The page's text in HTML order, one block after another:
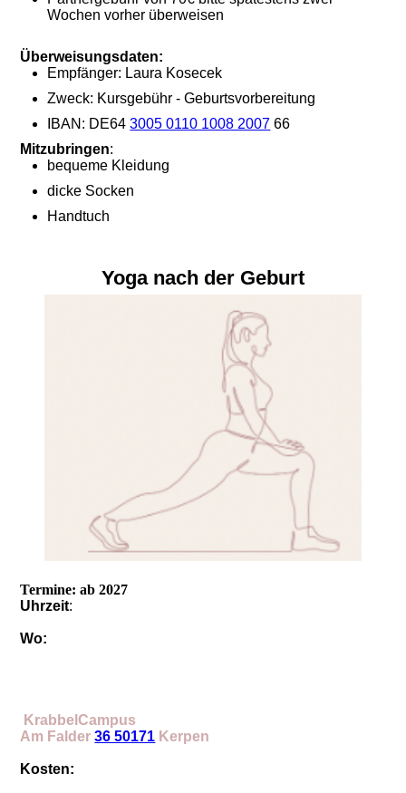
Wochen vorher überweisen
Überweisungsdaten:
Empfänger: Laura Kosecek
Zweck: Kursgebühr - Geburtsvorbereitung
IBAN: DE643005 0110 1008 2007 66
Mitzubringen:
bequeme Kleidung
dicke Socken
Handtuch
Yoga nach der Geburt
Termine: ab 2027
Uhrzeit:
Wo:
KrabbelCampus
Am Falder36 50171 Kerpen
Kosten: